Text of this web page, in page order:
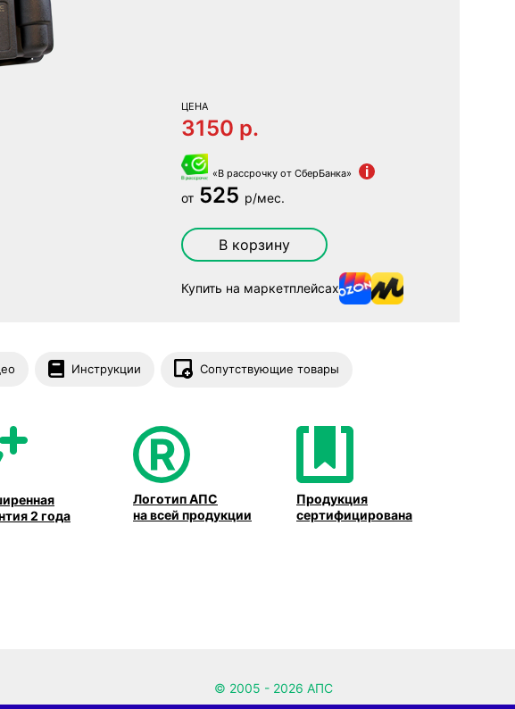
ЦЕНА
3150 p.
«В рассрочку от СберБанка» i
от 525 р/мес.
В корзину
Купить на маркетплейсах
Инструкции Сопутствующие товары
2 года
Логотип АПС
на всей продукции
Продукция
сертифицирована
© 2005 - 2026 АПС